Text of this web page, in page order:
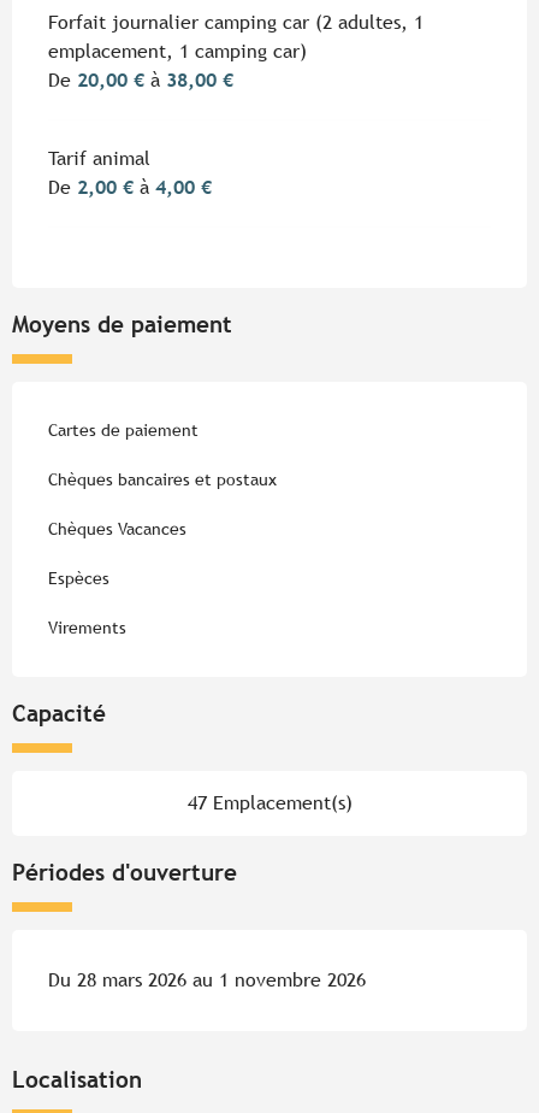
Forfait journalier camping car (2 adultes, 1
emplacement, 1 camping car)
De 20,00 € à 38,00 €
Tarif animal
De 2,00 € à 4,00 €
Moyens de paiement
Cartes de paiement
Chèques bancaires et postaux
Chèques Vacances
Espèces
Virements
Capacité
47 Emplacement(s)
Périodes d'ouverture
Du 28 mars 2026 au 1 novembre 2026
Localisation